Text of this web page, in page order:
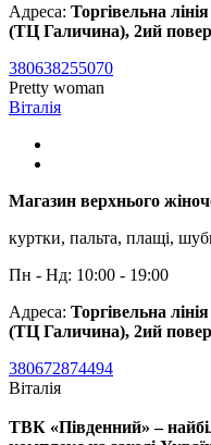
Адреса: Торгівельна
(ТЦ Галичина), 2ий
380638255070
Pretty woman
Віталія
Магазин верхнього
куртки, пальта, плащі,
Пн - Нд: 10:00 - 19:00
Адреса: Торгівельна
(ТЦ Галичина), 2ий
380672874494
Віталія
ТВК «Південний» –